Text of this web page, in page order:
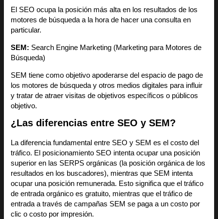
El SEO ocupa la posición más alta en los resultados de los
motores de búsqueda a la hora de hacer una consulta en
particular.
SEM: Search Engine Marketing (Marketing para Motores de
Búsqueda)
SEM tiene como objetivo apoderarse del espacio de pago de
los motores de búsqueda y otros medios digitales para influir
y tratar de atraer visitas de objetivos específicos o públicos
objetivo.
¿Las diferencias entre SEO y SEM?
La diferencia fundamental entre SEO y SEM es el costo del
tráfico. El posicionamiento SEO intenta ocupar una posición
superior en las SERPS orgánicas (la posición orgánica de los
resultados en los buscadores), mientras que SEM intenta
ocupar una posición remunerada. Esto significa que el tráfico
de entrada orgánico es gratuito, mientras que el tráfico de
entrada a través de campañas SEM se paga a un costo por
clic o costo por impresión.